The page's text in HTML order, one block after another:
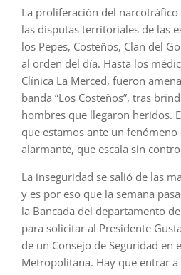
La proliferación del
las disputas territoriales de las
los Pepes, Costeños, Clan del
al orden del día. Hasta los
Clínica La Merced, fueron
banda “Los Costeños”, tras
hombres que llegaron heridos.
que estamos ante un fenómeno
alarmante, que escala sin
La inseguridad se salió de las
y es por eso que la semana
la Bancada del departamento
para solicitar al Presidente
de un Consejo de Seguridad en
Metropolitana. Hay que entrar a